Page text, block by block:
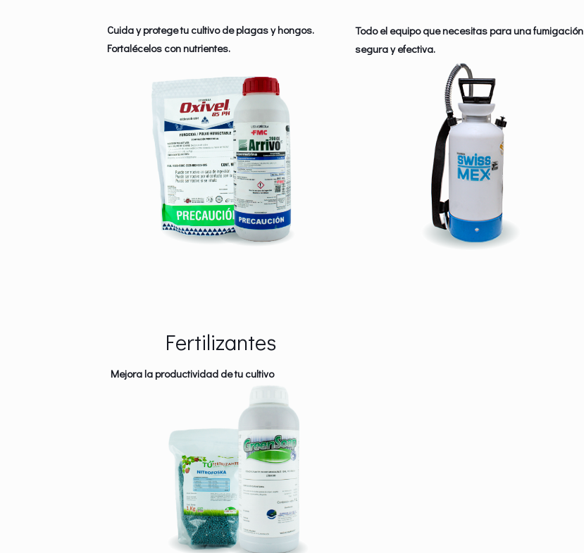
Cuida y protege tu cultivo de plagas y hongos.
Fortalécelos con nutrientes.
Todo el equipo que necesitas para una fumigación
segura y efectiva.
Fertilizantes
Mejora la productividad de tu cultivo